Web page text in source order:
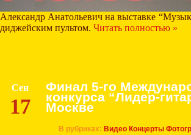
Александр Анатольевич на выставке
диджейским пультом. Читать полностью »
Сен
17
Финал 5-го
конкурса “Лидер-
Москве
В рубриках: Видео Концерты